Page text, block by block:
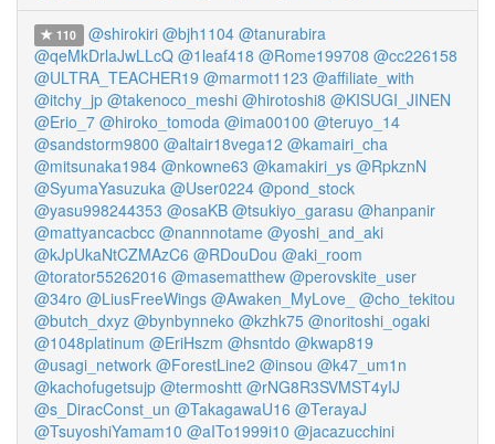
110 @shirokiri @bjh1104 @tanurabira
@qeMkDrlaJwLLcQ @1leaf418 @Rome199708 @cc226158
@ULTRA_TEACHER19 @marmot1123 @affiliate_with
@itchy_jp @takenoco_meshi @hirotoshi8 @KISUGI_JINEN
@Erio_7 @hiroko_tomoda @ima00100 @teruyo_14
@sandstorm9800 @altair18vega12 @kamairi_cha
@mitsunaka1984 @nkowne63 @kamakiri_ys @RpkznN
@SyumaYasuzuka @User0224 @pond_stock
@yasu998244353 @osaKB @tsukiyo_garasu @hanpanir
@mattyancacbcc @nannnotame @yoshi_and_aki
@kJpUkaNtCZMAzC6 @RDouDou @aki_room
@torator55262016 @masematthew @perovskite_user
@34ro @LiusFreeWings @Awaken_MyLove_ @cho_tekitou
@butch_dxyz @bynbynneko @kzhk75 @noritoshi_ogaki
@1048platinum @EriHszm @hsntdo @kwap819
@usagi_network @ForestLine2 @insou @k47_um1n
@kachofugetsujp @termoshtt @rNG8R3SVMST4yIJ
@s_DiracConst_un @TakagawaU16 @TerayaJ
@TsuyoshiYamam10 @aITo1999i10 @jacazucchini